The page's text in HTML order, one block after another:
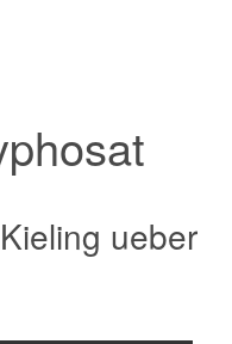
ueber